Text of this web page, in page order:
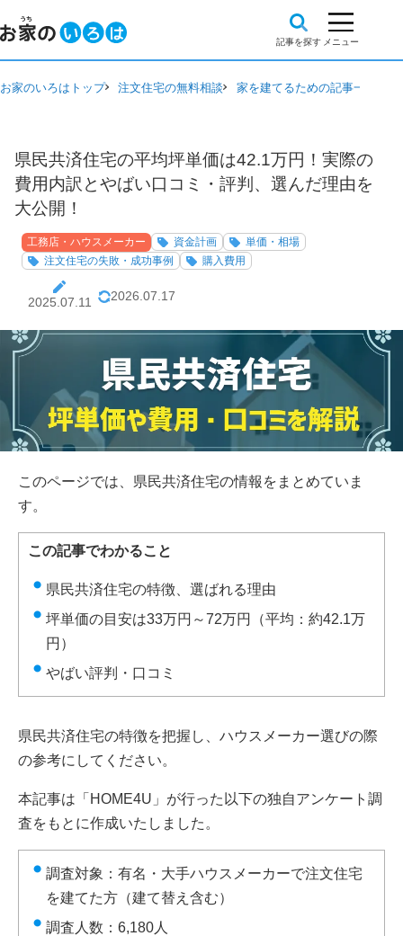
お家のいろはトップ 注文住宅の無料相談 家を建てるための記事一覧
県民共済住宅の平均坪単価は42.1万円！実際の
費用内訳とやばい口コミ・評判、選んだ理由を
大公開！
工務店・ハウスメーカー 資金計画
単価・相場
注文住宅の失敗・成功事例
購入費用
2025.07.11 2026.07.17
このページでは、県民共済住宅の情報をまとめていま
す。
この記事でわかること
県民共済住宅の特徴、選ばれる理由
坪単価の目安は33万円～72万円（平均：約42.1万
円）
やばい評判・口コミ
県民共済住宅の特徴を把握し、ハウスメーカー選びの際
の参考にしてください。
本記事は「HOME4U」が行った以下の独自アンケート調
査をもとに作成いたしました。
調査対象：有名・大手ハウスメーカーで注文住宅
を建てた方（建て替え含む）
調査人数：6,180人